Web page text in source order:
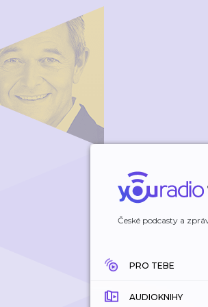
České podcasty a
PRO TEBE
AUDIOKNIHY